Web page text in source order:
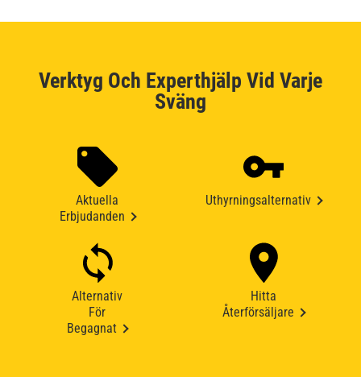
Verktyg Och Experthjälp Vid Varje
Sväng
Aktuella
Erbjudanden
Uthyrningsalternativ
Alternativ
För
Begagnat
Hitta
Återförsäljare